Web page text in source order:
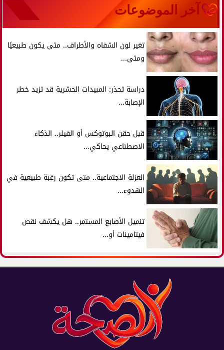
آخر الموضوعات
تغير لون الشفاه والأطراف.. متى يكون طبيعيًا
ومتى...
دراسة تحذر: المبيدات الحشرية قد تزيد خطر
الإصابة...
قبل حقن البوتوكس أو الفيلر.. الذكاء
الاصطناعي يحاكي...
العزلة الاجتماعية.. متى تكون رغبة طبيعية في
الهدوء...
تنميل الأصابع المستمر.. هل يكشف نقص
فيتامينات أو...